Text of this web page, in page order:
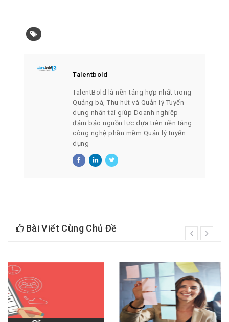
Talentbold
TalentBold là nền tảng hợp nhất trong
Quảng bá, Thu hút và Quản lý Tuyển
dụng nhân tài giúp Doanh nghiệp
đảm bảo nguồn lực dựa trên nền tảng
công nghệ phần mềm Quản lý tuyển
dụng
Bài Viết Cùng Chủ Đề
prev
next